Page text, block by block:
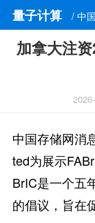
量子计算 / 中
加拿大注
中国存储网消
ted为展示
BrIC是一个五
的倡议，旨在